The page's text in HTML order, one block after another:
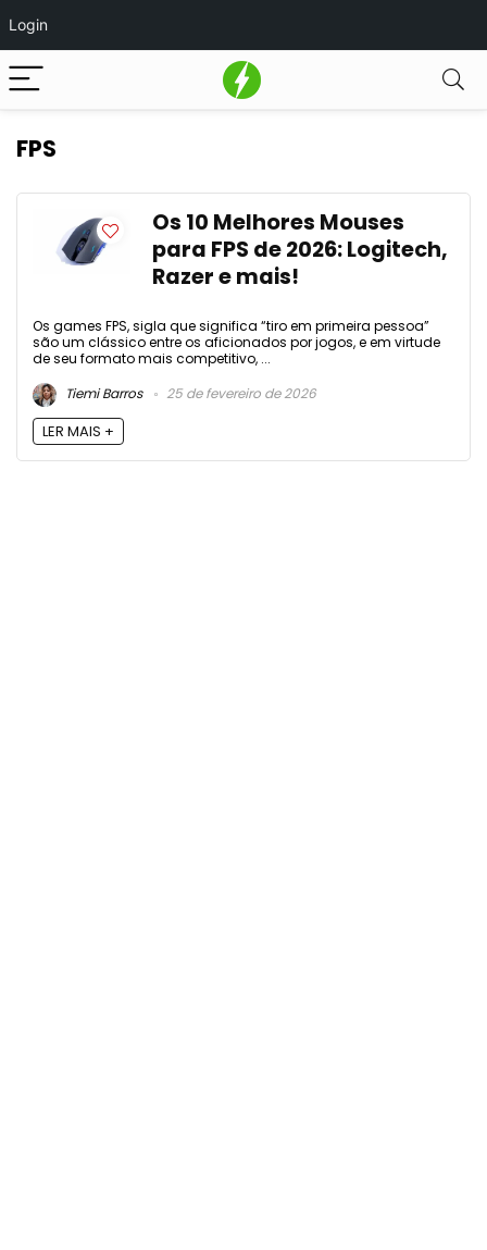
Login
FPS
Os 10 Melhores Mouses
para FPS de 2026: Logitech,
Razer e mais!
Os games FPS, sigla que significa “tiro em primeira pessoa”
são um clássico entre os aficionados por jogos, e em virtude
de seu formato mais competitivo, ...
Tiemi Barros
25 de fevereiro de 2026
LER MAIS +